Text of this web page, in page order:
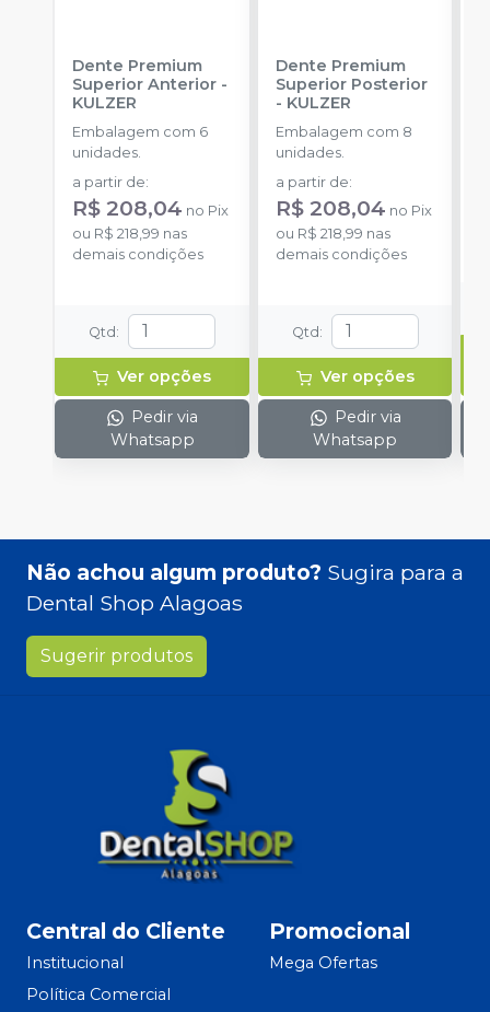
Dente Premium
Superior Anterior -
KULZER
Embalagem com 6
unidades.
a partir de:
R$ 208,04 no Pix
ou R$ 218,99 nas
demais condições
Qtd :
Ver opções
Pedir via
Whatsapp
Dente Premium
Superior Posterior
- KULZER
Embalagem com 8
unidades.
a partir de:
R$ 208,04 no Pix
ou R$ 218,99 nas
demais condições
Qtd :
Ver opções
Pedir via
Whatsapp
Não achou algum produto? Sugira para a
Dental Shop Alagoas
Sugerir produtos
Central do Cliente
Institucional
Política Comercial
Promocional
Mega Ofertas